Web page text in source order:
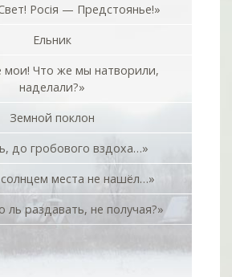
Росiя — Предстоянье!»
Ельник
мои! Что же мы натворили,
наделали?»
Земной поклон
до гробового вздоха…»
места не нашёл…»
ль раздавать, не получая?»